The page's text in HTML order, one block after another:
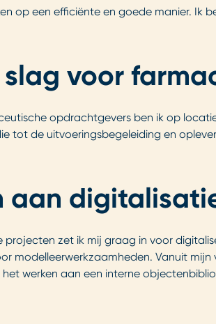
op een efficiënte en goede manier. Ik
voor
opdrachtgevers ben ik op
tot de uitvoeringsbegeleiding en
aan
projecten zet ik mij graag in voor
modelleerwerkzaamheden. Vanuit mijn
werken aan een interne